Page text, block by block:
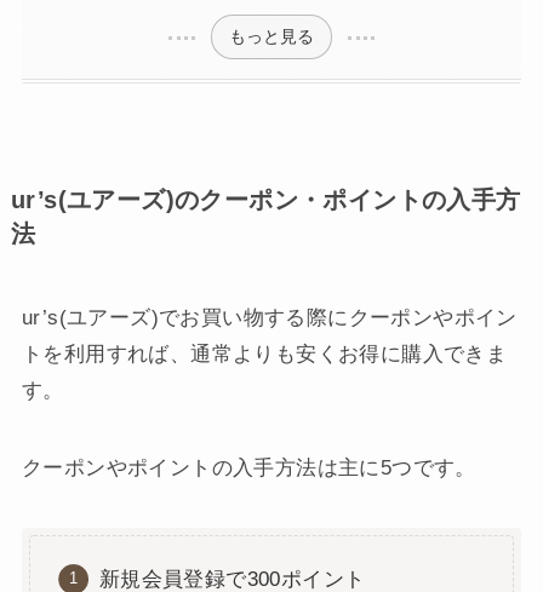
もっと見る
ur’s(ユアーズ)のクーポン・ポイントの入手方
法
ur’s(ユアーズ)でお買い物する際にクーポンやポイン
トを利用すれば、通常よりも安くお得に購入できま
す。
クーポンやポイントの入手方法は主に5つです。
新規会員登録で300ポイント